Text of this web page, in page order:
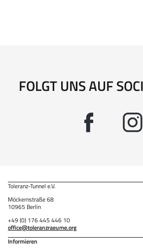
FOLGT UNS AUF
Toleranz-Tunnel e.V.
Möckernstraße 68
10965 Berlin
+49 (0) 176 445 446 10
office@toleranzraeume.org
Informieren